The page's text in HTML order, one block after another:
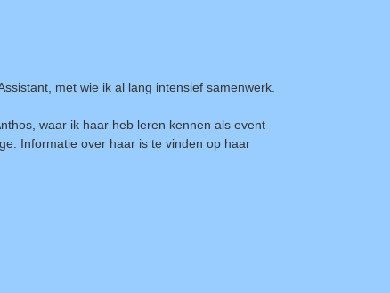
met wie ik al lang intensief samenwerk.
waar ik haar heb leren kennen als event
Informatie over haar is te vinden op haar